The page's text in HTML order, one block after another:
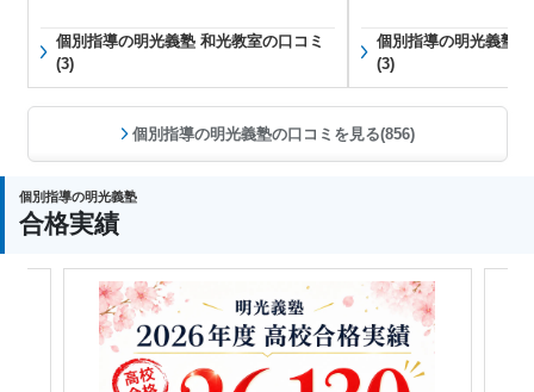
個別指導の明光義塾 和光教室の口コミ
(3)
個別指導の明光義塾
(3)
個別指導の明光義塾の口コミを見る(856)
個別指導の明光義塾
合格実績